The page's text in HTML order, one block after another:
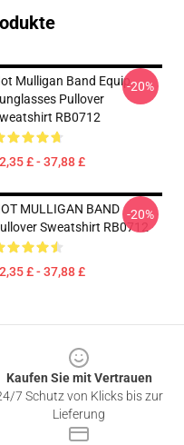
Mulligan Band Equip
Pullover
RB0712
£ - 37,88 £
-20%
MULLIGAN BAND
Sweatshirt RB0712
£ - 37,88 £
-20%
Kaufen Sie mit Vertrauen
7 Schutz von Klicks bis zur
Lieferung